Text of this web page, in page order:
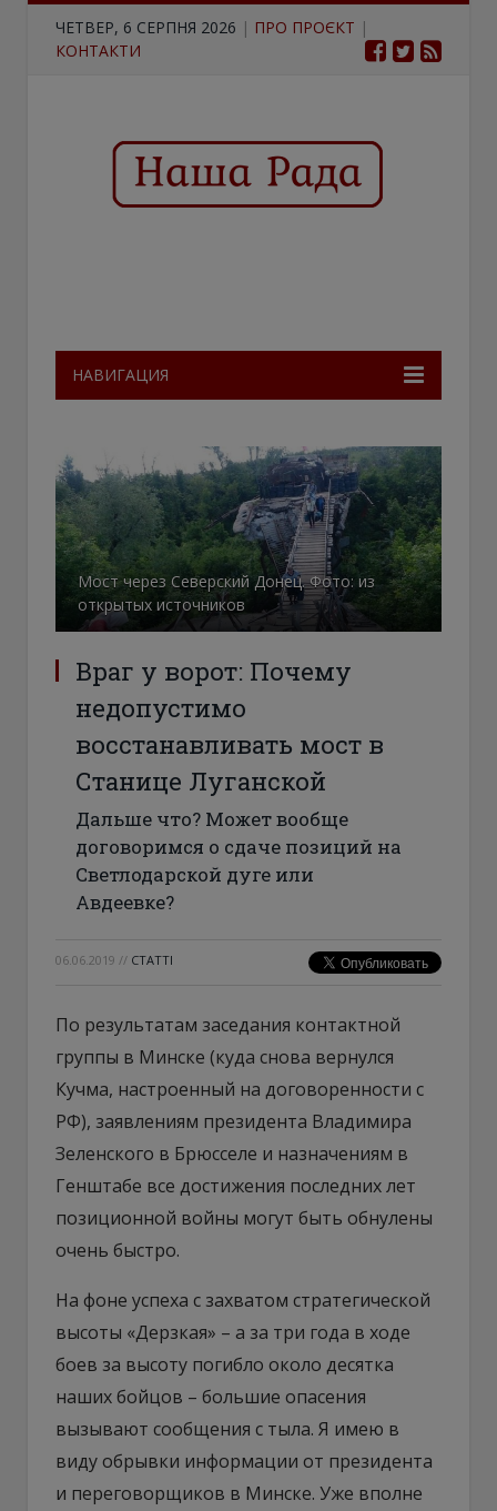
ЧЕТВЕР, 6 СЕРПНЯ 2026 | ПРО ПРОЄКТ |
КОНТАКТИ
НАВИГАЦИЯ
Мост через Северский Донец. Фото: из
открытых источников
Враг у ворот: Почему
недопустимо
восстанавливать мост в
Станице Луганской
Дальше что? Может вообще
договоримся о сдаче позиций на
Светлодарской дуге или
Авдеевке?
06.06.2019 // СТАТТІ
По результатам заседания контактной
группы в Минске (куда снова вернулся
Кучма, настроенный на договоренности с
РФ), заявлениям президента Владимира
Зеленского в Брюсселе и назначениям в
Генштабе все достижения последних лет
позиционной войны могут быть обнулены
очень быстро.
На фоне успеха с захватом стратегической
высоты «Дерзкая» – а за три года в ходе
боев за высоту погибло около десятка
наших бойцов – большие опасения
вызывают сообщения с тыла. Я имею в
виду обрывки информации от президента
и переговорщиков в Минске. Уже вполне